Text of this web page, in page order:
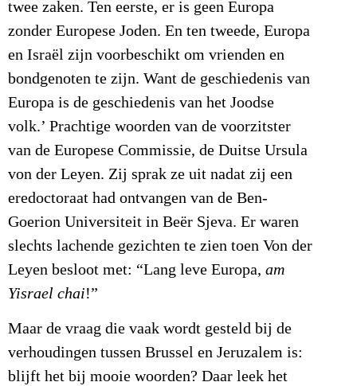
twee zaken. Ten eerste, er is geen Europa
zonder Europese Joden. En ten tweede, Europa
en Israël zijn voorbeschikt om vrienden en
bondgenoten te zijn. Want de geschiedenis van
Europa is de geschiedenis van het Joodse
volk.’ Prachtige woorden van de voorzitster
van de Europese Commissie, de Duitse Ursula
von der Leyen. Zij sprak ze uit nadat zij een
eredoctoraat had ontvangen van de Ben-
Goerion Universiteit in Beër Sjeva. Er waren
slechts lachende gezichten te zien toen Von der
Leyen besloot met: “Lang leve Europa, am
Yisrael chai!”
Maar de vraag die vaak wordt gesteld bij de
verhoudingen tussen Brussel en Jeruzalem is:
blijft het bij mooie woorden? Daar leek het